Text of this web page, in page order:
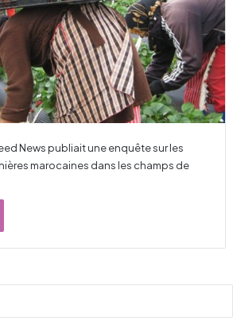
News publiait une enquête sur les
marocaines dans les champs de